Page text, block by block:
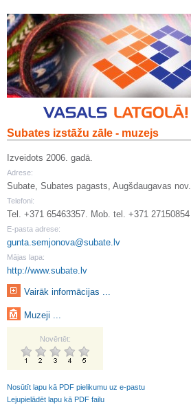
Subates izstāžu zāle - muzejs
Izveidots 2006. gadā.
Adrese:
Subate, Subates pagasts, Augšdaugavas nov.
Telefoni:
Tel. +371 65463357. Mob. tel. +371 27150854
E-pasta adrese:
gunta.semjonova@subate.lv
Mājas lapa:
http://www.subate.lv
Vairāk informācijas ...
Muzeji ...
Novērtēt:
Nosūtīt lapu kā PDF pielikumu uz e-pastu
Lejupielādēt lapu kā PDF failu